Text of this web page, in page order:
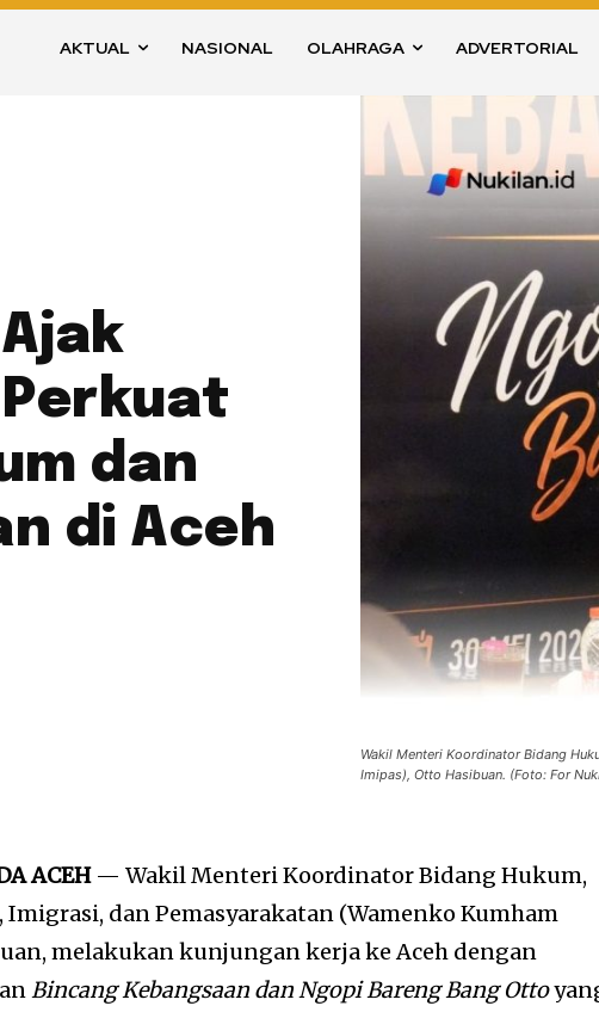
AKTUAL NASIONAL OLAHRAGA ADVERTORIAL
dan
di Aceh
Wakil Menteri Koordinator Bidang
Imipas), Otto Hasibuan. (Foto: For
ACEH — Wakil Menteri Koordinator Bidang Hukum,
Imigrasi, dan Pemasyarakatan (Wamenko Kumham
, melakukan kunjungan kerja ke Aceh dengan
Bincang Kebangsaan dan Ngopi Bareng Bang Otto